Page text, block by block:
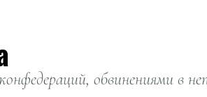
обвинениями в